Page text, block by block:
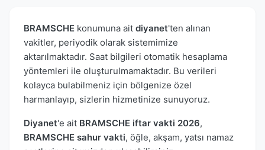
BRAMSCHE konumuna ait diyanet'ten alınan
vakitler, periyodik olarak sistemimize
aktarılmaktadır. Saat bilgileri otomatik hesaplama
yöntemleri ile oluşturulmamaktadır. Bu verileri
kolayca bulabilmeniz için bölgenize özel
harmanlayıp, sizlerin hizmetinize sunuyoruz.
Diyanet'e ait BRAMSCHE iftar vakti 2026,
BRAMSCHE sahur vakti, öğle, akşam, yatsı namaz